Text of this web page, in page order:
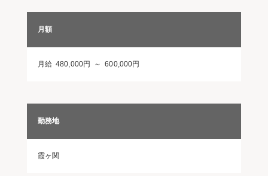
月額
月給 480,000円 ～ 600,000円
勤務地
霞ヶ関